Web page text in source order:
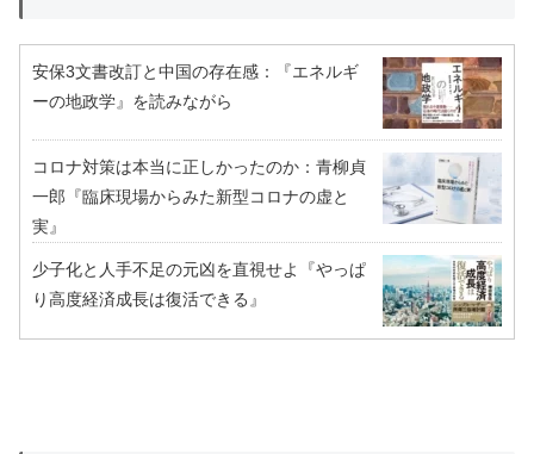
安保3文書改訂と中国の存在感：『エネルギ
ーの地政学』を読みながら
コロナ対策は本当に正しかったのか：青柳貞
一郎『臨床現場からみた新型コロナの虚と
実』
少子化と人手不足の元凶を直視せよ『やっぱ
り高度経済成長は復活できる』